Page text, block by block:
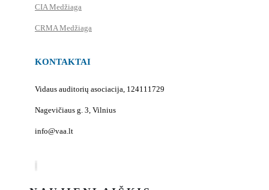
CIA Medžiaga
CRMA Medžiaga
KONTAKTAI
Vidaus auditorių asociacija, 124111729
Nagevičiaus g. 3, Vilnius
info@vaa.lt